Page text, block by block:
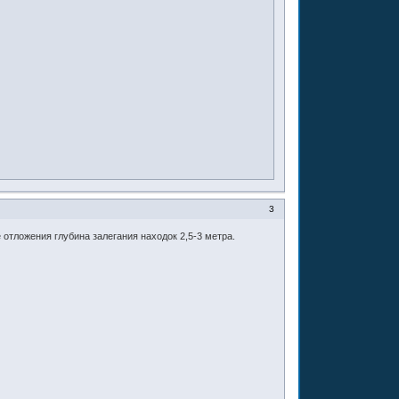
3
глубина залегания находок 2,5-3 метра.